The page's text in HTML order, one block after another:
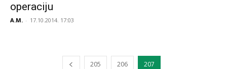
operaciju
A.M. - 17.10.2014. 17:03
205 206 207